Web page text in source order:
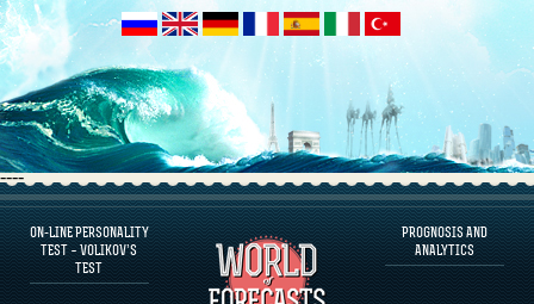
----
ON-LINE PERSONALITY
TEST – VOLIKOV’S
TEST
PROGNOSIS AND
ANALYTICS
FAQS
DEFINE ONE’S PERSONALITY
FAMOUS PERSONALITIES